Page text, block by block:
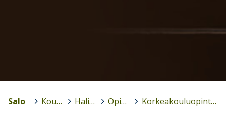
Salo Koulut > Halikon lukio > Opinto-ohjaus > Korkeakouluopintoihin tutustuminen